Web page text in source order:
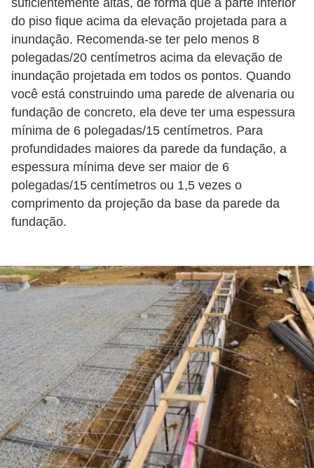
do piso fique acima da elevação projetada para a
inundação. Recomenda-se ter pelo menos 8
polegadas/20 centímetros acima da elevação de
inundação projetada em todos os pontos. Quando
você está construindo uma parede de alvenaria ou
fundação de concreto, ela deve ter uma espessura
mínima de 6 polegadas/15 centímetros. Para
profundidades maiores da parede da fundação, a
espessura mínima deve ser maior de 6
polegadas/15 centímetros ou 1,5 vezes o
comprimento da projeção da base da parede da
fundação.
í
l
i
o
s
S
í
n
d
i
c
e
c
o
n
d
o
m
í
n
i